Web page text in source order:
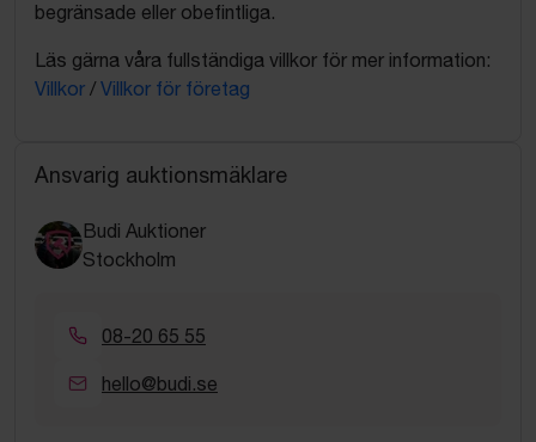
begränsade eller obefintliga.
Läs gärna våra fullständiga villkor för mer information:
Villkor / Villkor för företag
Ansvarig auktionsmäklare
Budi Auktioner
Stockholm
08-20 65 55
hello@budi.se